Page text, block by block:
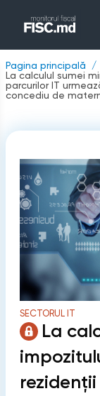
Pagina principală
La calculul sumei
parcurilor IT
concediu de
SECTORUL IT
La